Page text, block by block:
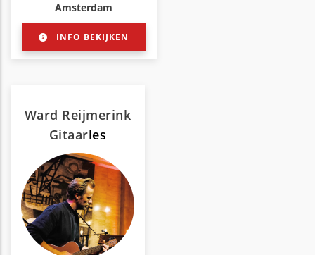
Amsterdam
INFO BEKIJKEN
Ward Reijmerink
Gitaarles